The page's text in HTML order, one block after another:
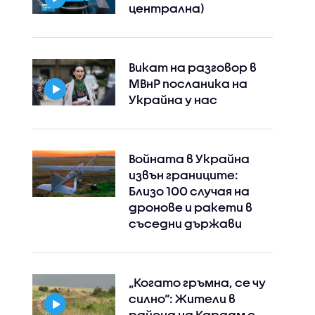
централна)
Викат на разговор в
МВнР посланика на
Украйна у нас
Войната в Украйна
извън границите:
Близо 100 случая на
дронове и ракети в
съседни държави
„Когато гръмна, се чу
силно“: Жители в